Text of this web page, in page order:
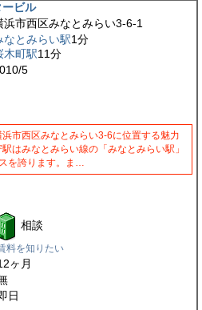
ビル
浜市西区みなとみらい3-6-1
なとみらい駅1分
木町駅11分
5
市西区みなとみらい3-6に位置する魅力
はみなとみらい線の「みなとみらい駅」
を誇ります。ま…
相談
料を知りたい
ヶ月
日